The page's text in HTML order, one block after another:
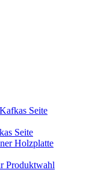
Seite
Produktwahl